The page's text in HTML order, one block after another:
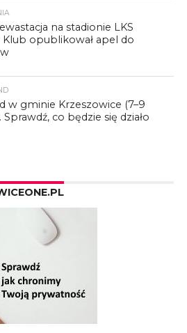
na stadionie LKS
Klub opublikował apel do
w gminie Krzeszowice (7–9
Sprawdź, co będzie się działo